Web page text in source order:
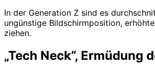
In der Generation Z sind es
ungünstige Bildschirmposition,
ziehen.
„Tech Neck“, Ermüdung